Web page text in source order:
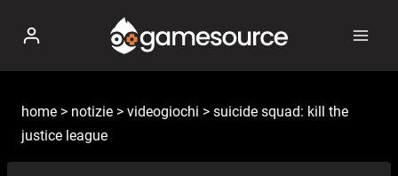
contenuto
home > notizie > videogiochi > suicide squad: kill the
justice league